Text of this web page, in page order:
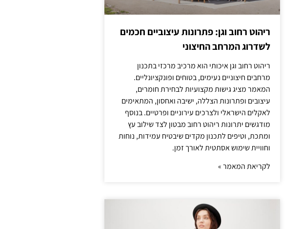
ריהוט רחוב וגן: פתרונות עיצוביים חכמים
לשדרוג המרחב החיצוני
ריהוט רחוב וגן איכותי הוא מרכיב מרכזי בתכנון
מרחבים חיצוניים נעימים, בטוחים ופונקציונליים.
המאמר מציג גישות מקצועיות לבחירת חומרים,
עיצובים ופתרונות הצללה, ישיבה ואחסון, המתאימים
לאקלים הישראלי ולצרכים עירוניים ופרטיים. בנוסף
מודגשים יתרונות ריהוט רחוב מבטון לצד שילוב עץ
ומתכת, וטיפים לתכנון מקדים שיבטיח עמידות, נוחות
וחוויית שימוש אסתטית לאורך זמן.
לקריאת המאמר »